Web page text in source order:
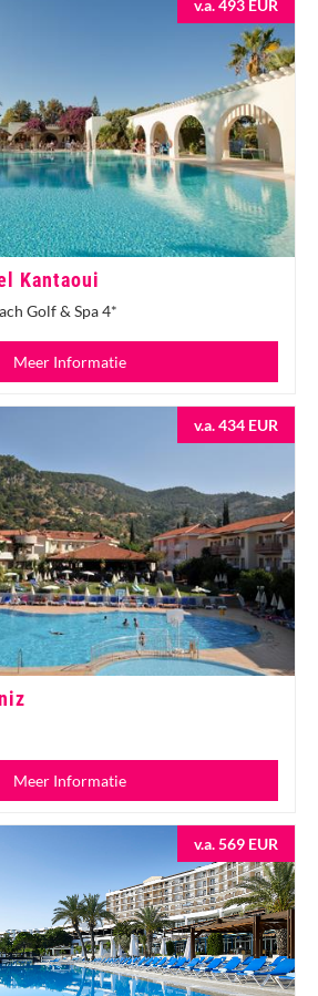
v.a. 493 EUR
Kantaoui
Golf & Spa 4*
Meer Informatie
v.a. 434 EUR
Meer Informatie
v.a. 569 EUR